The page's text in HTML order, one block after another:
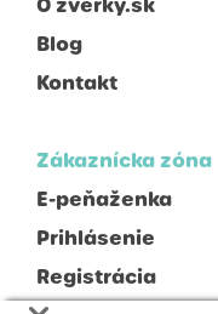
Petnova
Piper
Pitch Dog
Puller
Rukka
Blog
Kontakt
Zákaznícka zóna
E-peňaženka
Prihlásenie
Registrácia